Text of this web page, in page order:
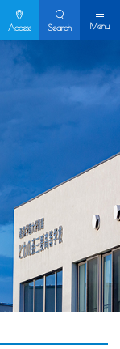
Access Search Menu